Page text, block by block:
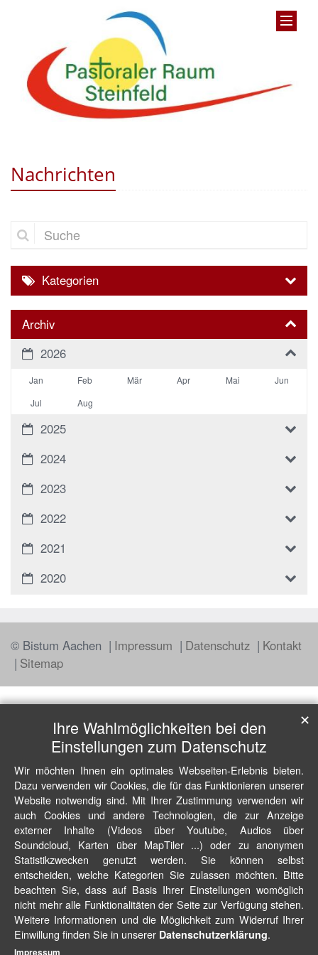
Nachrichten
Suche
Kategorien
Archiv
2026
Jan Feb Mär Apr Mai
Jun
Jul
Aug
2025
2024
2023
2022
2021
2020
© Bistum Aachen Impressum Datenschutz
Kontakt
Sitemap
Ihre Wahlmöglichkeiten bei den
Einstellungen zum Datenschutz
Wir möchten Ihnen ein optimales Webseiten-Erlebnis bieten.
Dazu verwenden wir Cookies, die für das Funktionieren unserer
Website notwendig sind. Mit Ihrer Zustimmung verwenden wir
auch Cookies und andere Technologien, die zur Anzeige
externer Inhalte (Videos über Youtube, Audios über
Soundcloud, Karten über MapTiler ...) oder zu anonymen
Statistikzwecken genutzt werden. Sie können selbst
entscheiden, welche Kategorien Sie zulassen möchten. Bitte
beachten Sie, dass auf Basis Ihrer Einstellungen womöglich
nicht mehr alle Funktionalitäten der Seite zur Verfügung stehen.
Weitere Informationen und die Möglichkeit zum Widerruf Ihrer
Einwillung finden Sie in unserer Datenschutzerklärung.
✕
Impressum